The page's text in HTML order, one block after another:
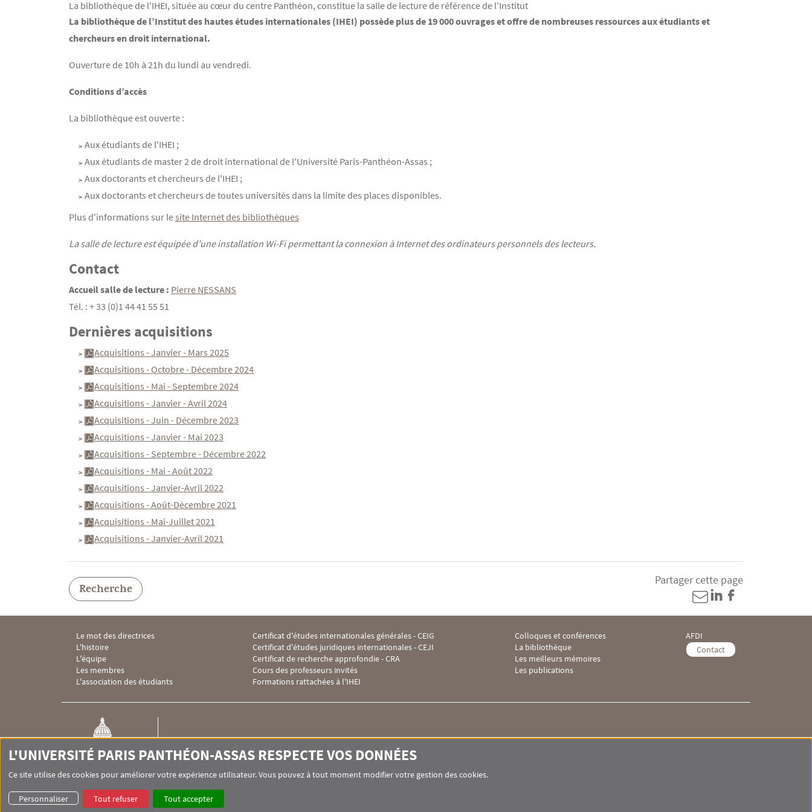
La bibliothèque de l'IHEI, située au cœur du centre Panthéon, constitue la salle de lecture de référence de l'Institut
Texte
La bibliothèque de l’Institut des hautes études internationales (IHEI) possède plus de 19 000 ouvrages et offre de nombreuses ressources aux étudiants et
chercheurs en droit international.
Ouverture de 10h à 21h du lundi au vendredi.
Conditions d’accès
La bibliothèque est ouverte :
Aux étudiants de l'IHEI ;
Aux étudiants de master 2 de droit international de l'Université Paris-Panthéon-Assas ;
Aux doctorants et chercheurs de l'IHEI ;
Aux doctorants et chercheurs de toutes universités dans la limite des places disponibles.
Plus d'informations sur lesite Internet des bibliothèques
La salle de lecture est équipée d'une installation Wi-Fi permettant la connexion à Internet des ordinateurs personnels des lecteurs.
Contact
Accueil salle de lecture : Pierre NESSANS
Tél. : + 33 (0)1 44 41 55 51
Dernières acquisitions
Acquisitions - Janvier - Mars 2025
Acquisitions - Octobre - Décembre 2024
Acquisitions - Mai - Septembre 2024
Acquisitions - Janvier - Avril 2024
Acquisitions - Juin - Décembre 2023
Acquisitions - Janvier - Mai 2023
Acquisitions - Septembre - Décembre 2022
Acquisitions - Mai - Août 2022
Acquisitions - Janvier-Avril 2022
Acquisitions - Août-Décembre 2021
Acquisitions - Mai-Juillet 2021
Acquisitions - Janvier-Avril 2021
Recherche
Partager cette page
Menu Footer IHEI 1
Le mot des directrices
L'histoire
L'équipe
Les membres
L'association des étudiants
Menu Footer IHEI 2
Certificat d'études internationales générales - CEIG
Certificat d'études juridiques internationales - CEJI
Certificat de recherche approfondie - CRA
Cours des professeurs invités
Formations rattachées à l'IHEI
Menu Footer IHEI 3
Colloques et conférences
La bibliothèque
Les meilleurs mémoires
Les publications
Menu Footer IHEI 4
AFDI
Contact
Institut des hautes études
internationales
IHEI
Institut des hautes études internationales - IHEI
12 place du Panthéon
75005 PARIS
Pied de page Assas
UNIVERSITÉ PARIS-PANTHÉON-ASSAS
L'UNIVERSITÉ PARIS PANTHÉON-ASSAS RESPECTE VOS DONNÉES
Ce site utilise des cookies pour améliorer votre expérience utilisateur. Vous pouvez à tout moment modifier votre gestion des cookies.
Personnaliser Tout refuser Tout accepter